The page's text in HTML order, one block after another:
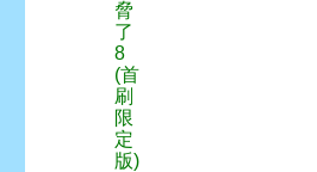
脅
了
8
(首
刷
限
定
版)